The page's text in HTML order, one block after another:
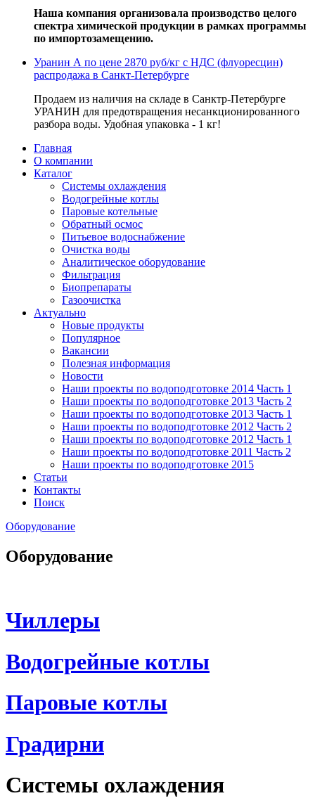
Наша компания организовала производство целого
спектра химической продукции в рамках программы
по импортозамещению.
Уранин А по цене 2870 руб/кг с НДС (флуоресцин)
распродажа в Санкт-Петербурге
Продаем из наличия на складе в Санктр-Петербурге
УРАНИН для предотвращения несанкционированного
разбора воды. Удобная упаковка - 1 кг!
Главная
О компании
Каталог
Системы охлаждения
Водогрейные котлы
Паровые котельные
Обратный осмос
Питьевое водоснабжение
Очистка воды
Аналитическое оборудование
Фильтрация
Биопрепараты
Газоочистка
Актуально
Новые продукты
Популярное
Вакансии
Полезная информация
Новости
Наши проекты по водоподготовке 2014 Часть 1
Наши проекты по водоподготовке 2013 Часть 2
Наши проекты по водоподготовке 2013 Часть 1
Наши проекты по водоподготовке 2012 Часть 2
Наши проекты по водоподготовке 2012 Часть 1
Наши проекты по водоподготовке 2011 Часть 2
Наши проекты по водоподготовке 2015
Статьи
Контакты
Поиск
Оборудование
Оборудование
Чиллеры
Водогрейные котлы
Паровые котлы
Градирни
Системы охлаждения